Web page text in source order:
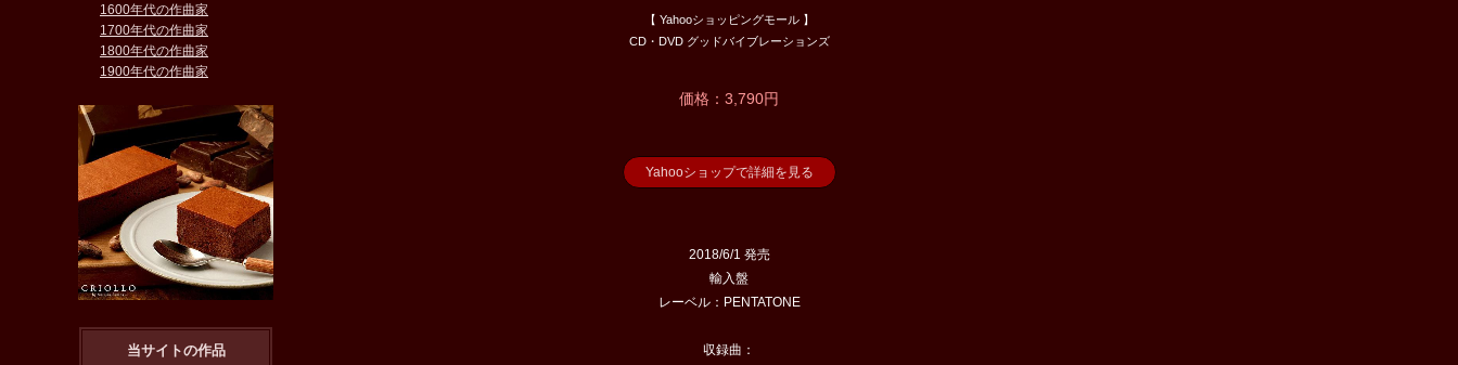
【 Yahooショッピングモール 】
CD・DVD グッドバイブレーションズ
価格：3,790円
Yahooショップで詳細を見る
2018/6/1 発売
輸入盤
レーベル：PENTATONE
収録曲：
1600年代の作曲家
1700年代の作曲家
1800年代の作曲家
1900年代の作曲家
当サイトの作品